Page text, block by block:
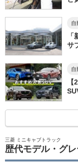
自
サ
自
三菱 ミニキャブトラック
歴代モデル・グ